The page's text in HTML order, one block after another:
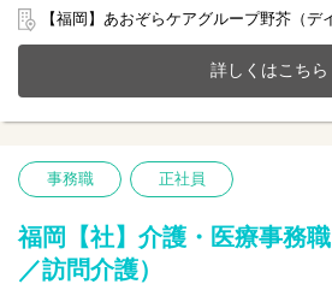
20～70代まで幅広い年齢層の方が活躍中
今までのご経験やスキルを当社で発揮し
【仕事内容】事務業務全般
訪問介護事業所にて、介護・医療事務全
□現金出納業務
□書類作成
【福岡】あおぞらケアグループ野芥（デ
詳しくはこちら
事務職 正社員
福岡【社】介護・医療事務
／訪問介護）